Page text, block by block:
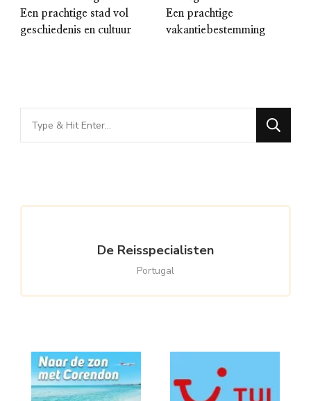
Een prachtige stad vol
geschiedenis en cultuur
Een prachtige
vakantiebestemming
Looking
for
De Reisspecialisten
Portugal